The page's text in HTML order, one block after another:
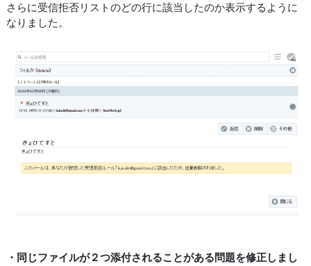
さらに受信拒否リストのどの行に該当したのか表示するように
なりました。
・同じファイルが２つ添付されることがある問題を修正しまし